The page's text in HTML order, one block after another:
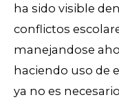
ha sido visible
conflictos
manejandose
haciendo uso de
ya no es